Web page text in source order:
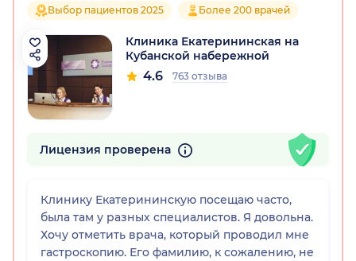
Выбор пациентов 2025 Более 200 врачей
Клиника Екатерининская на
Кубанской набережной
4.6 763 отзыва
Лицензия проверена
Клинику Екатерининскую посещаю часто,
была там у разных специалистов. Я довольна.
Хочу отметить врача, который проводил мне
гастроскопию. Его фамилию, к сожалению, не